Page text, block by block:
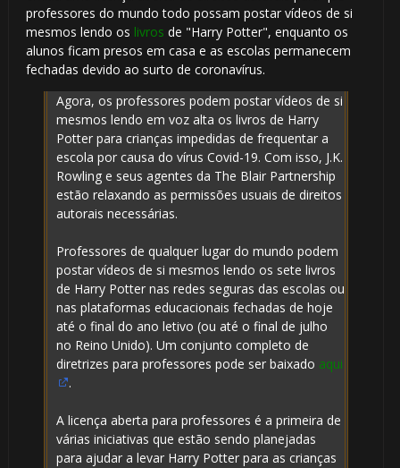
professores do mundo todo possam postar vídeos de si
mesmos lendo os livros de "Harry Potter", enquanto os
alunos ficam presos em casa e as escolas permanecem
fechadas devido ao surto de coronavírus.
Agora, os professores podem postar vídeos de si
mesmos lendo em voz alta os livros de Harry
Potter para crianças impedidas de frequentar a
escola por causa do vírus Covid-19. Com isso, J.K.
Rowling e seus agentes da The Blair Partnership
estão relaxando as permissões usuais de direitos
autorais necessárias.
Professores de qualquer lugar do mundo podem
postar vídeos de si mesmos lendo os sete livros
de Harry Potter nas redes seguras das escolas ou
nas plataformas educacionais fechadas de hoje
até o final do ano letivo (ou até o final de julho
no Reino Unido). Um conjunto completo de
diretrizes para professores pode ser baixado aqui
.
A licença aberta para professores é a primeira de
várias iniciativas que estão sendo planejadas
para ajudar a levar Harry Potter para as crianças